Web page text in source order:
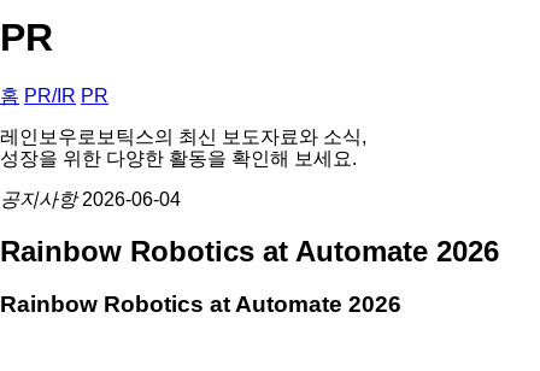
PR
홈 PR/IR PR
레인보우로보틱스의 최신 보도자료와 소식,
성장을 위한 다양한 활동을 확인해 보세요.
공지사항 2026-06-04
Rainbow Robotics at Automate 2026
Rainbow Robotics at Automate 2026